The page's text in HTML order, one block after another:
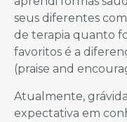
seus diferentes
de terapia quanto
favoritos é a
(praise and
Atualmente,
expectativa em